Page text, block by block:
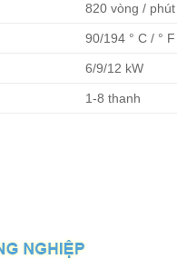
820 vòng / phút
90/194 ° C / ° F
6/9/12 kW
1-8 thanh